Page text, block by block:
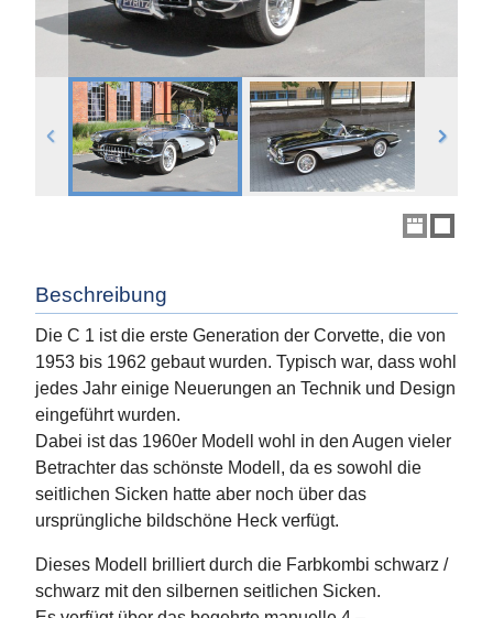
Beschreibung
Die C 1 ist die erste Generation der Corvette, die von
1953 bis 1962 gebaut wurden. Typisch war, dass wohl
jedes Jahr einige Neuerungen an Technik und Design
eingeführt wurden.
Dabei ist das 1960er Modell wohl in den Augen vieler
Betrachter das schönste Modell, da es sowohl die
seitlichen Sicken hatte aber noch über das
ursprüngliche bildschöne Heck verfügt.
Dieses Modell brilliert durch die Farbkombi schwarz /
schwarz mit den silbernen seitlichen Sicken.